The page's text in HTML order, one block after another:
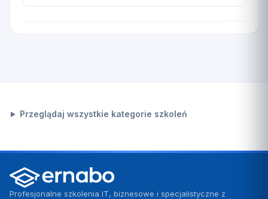
Przeglądaj wszystkie kategorie szkoleń
Profesjonalne szkolenia IT, biznesowe i specjalistyczne z